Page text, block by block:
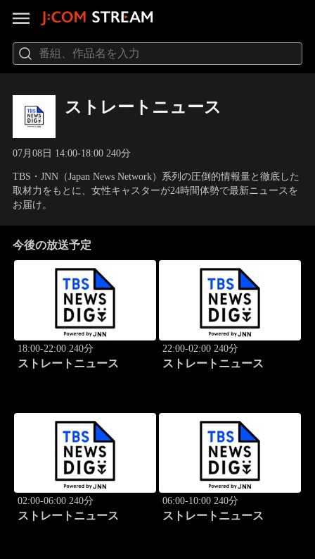
ストレートニュース
07月08日 14:00-18:00 240分
TBS・JNN（Japan News Network）系列の圧倒的情報量と徹底した
取材力をもとに、女性キャスターが24時間体勢で最新ニュースを
お届け。
今後の放送予定
18:00-22:00 240分
ストレートニュース
22:00-02:00 240分
ストレートニュース
02:00-06:00 240分
ストレートニュース
06:00-10:00 240分
ストレートニュース